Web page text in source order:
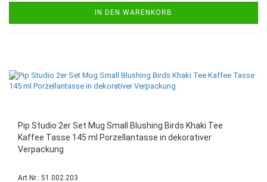
IN DEN WARENKORB
Pip Studio 2er Set Mug Small Blushing Birds Khaki Tee
Kaffee Tasse 145 ml Porzellantasse in dekorativer
Verpackung
Art.Nr.: 51.002.203